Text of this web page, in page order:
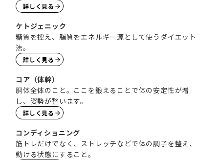
詳しく見る
ケトジェニック
糖質を控え、脂質をエネルギー源として使うダイエット
法。
詳しく見る
コア（体幹）
胴体全体のこと。ここを鍛えることで体の安定性が増
し、姿勢が整います。
詳しく見る
コンディショニング
筋トレだけでなく、ストレッチなどで体の調子を整え、
動ける状態にすること。